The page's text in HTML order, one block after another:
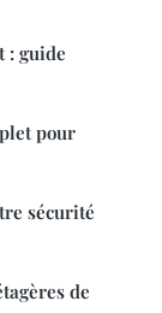
: guide
pour
sécurité
de